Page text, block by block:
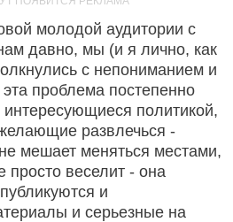
молодой аудитории с
давно, мы (и я лично, как
с непониманием и
проблема постепенно
политикой,
развлечься -
мешает меняться местами,
просто веселит - она
и
и серьезные на